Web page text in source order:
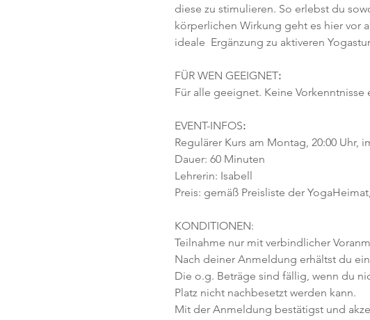
diese zu stimulieren. So erlebst du
körperlichen Wirkung geht es hier vor
ideale  Ergänzung zu aktiveren
FÜR WEN GEEIGNET:
Für alle geeignet. Keine Vorkenntnisse
EVENT-INFOS:
Regulärer Kurs am Montag, 20:00 Uhr,
Dauer: 60 Minuten
Lehrerin: Isabell
Preis: gemäß Preisliste der
KONDITIONEN:
Teilnahme nur mit verbindlicher
Nach deiner Anmeldung erhältst du
Die o.g. Beträge sind fällig, wenn du
Platz nicht nachbesetzt werden kann.
Mit der Anmeldung bestätigst und